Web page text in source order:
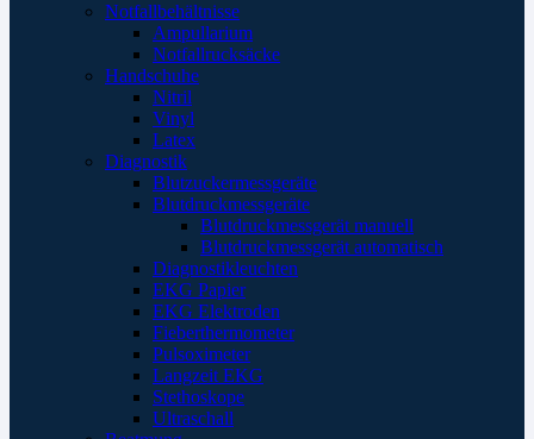
Notfallbehältnisse
Ampullarium
Notfallrucksäcke
Handschuhe
Nitril
Vinyl
Latex
Diagnostik
Blutzuckermessgeräte
Blutdruckmessgeräte
Blutdruckmessgerät manuell
Blutdruckmessgerät automatisch
Diagnostikleuchten
EKG Papier
EKG Elektroden
Fieberthermometer
Pulsoximeter
Langzeit EKG
Stethoskope
Ultraschall